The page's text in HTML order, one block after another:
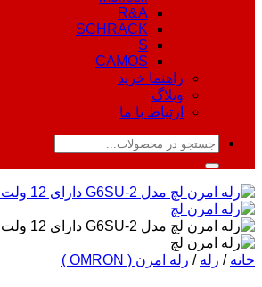
R&A
SCHRACK
S
CAMOS
راهنما خرید
وبلاگ
ارتباط با ما
جستجو
خانه / رله / رله امرن ( OMRON )